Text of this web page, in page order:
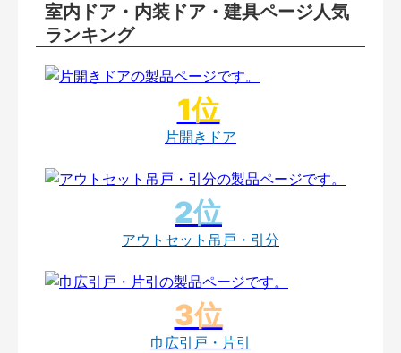
室内ドア・内装ドア・建具ページ人気
ランキング
片開きドア
アウトセット吊戸・引分
巾広引戸・片引